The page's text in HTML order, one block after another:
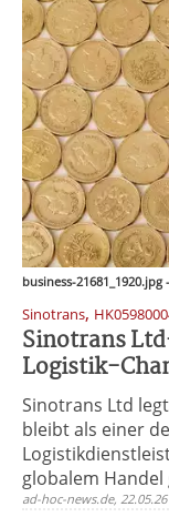
business-21681_1920.jpg
Sinotrans,
Sinotrans
Logistik-
Sinotrans Ltd
bleibt als einer
globalem
ad-hoc-news.de,